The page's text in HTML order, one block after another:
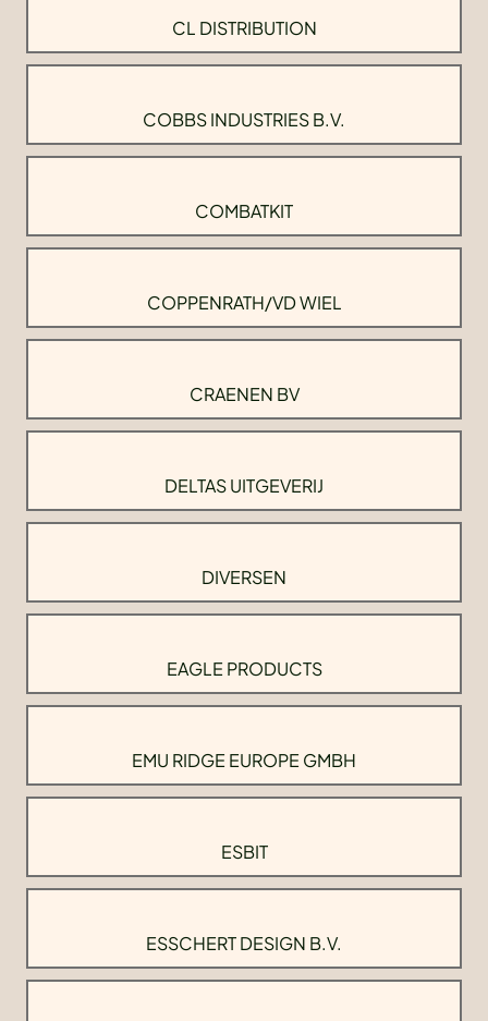
CL DISTRIBUTION
COBBS INDUSTRIES B.V.
COMBATKIT
COPPENRATH/VD WIEL
CRAENEN BV
DELTAS UITGEVERIJ
DIVERSEN
EAGLE PRODUCTS
EMU RIDGE EUROPE GMBH
ESBIT
ESSCHERT DESIGN B.V.